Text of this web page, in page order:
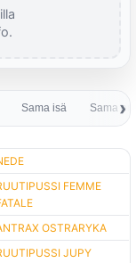
Sama isä Sama
FEMME
OSTRARYKA
JUPY